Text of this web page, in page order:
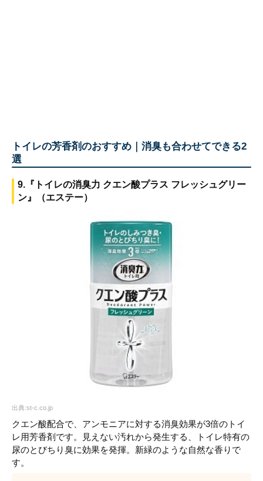
トイレの芳香剤のおすすめ｜消臭も合わせてできる2
選
9.『トイレの消臭力 クエン酸プラス フレッシュグリー
ン』（エステー）
出典:st-c.co.jp
クエン酸配合で、アンモニアに対する消臭効果が3倍のトイ
レ用芳香剤です。見えない汚れから発生する、トイレ特有の
尿のとびちり臭に効果を発揮。新緑のような自然な香りで
す。